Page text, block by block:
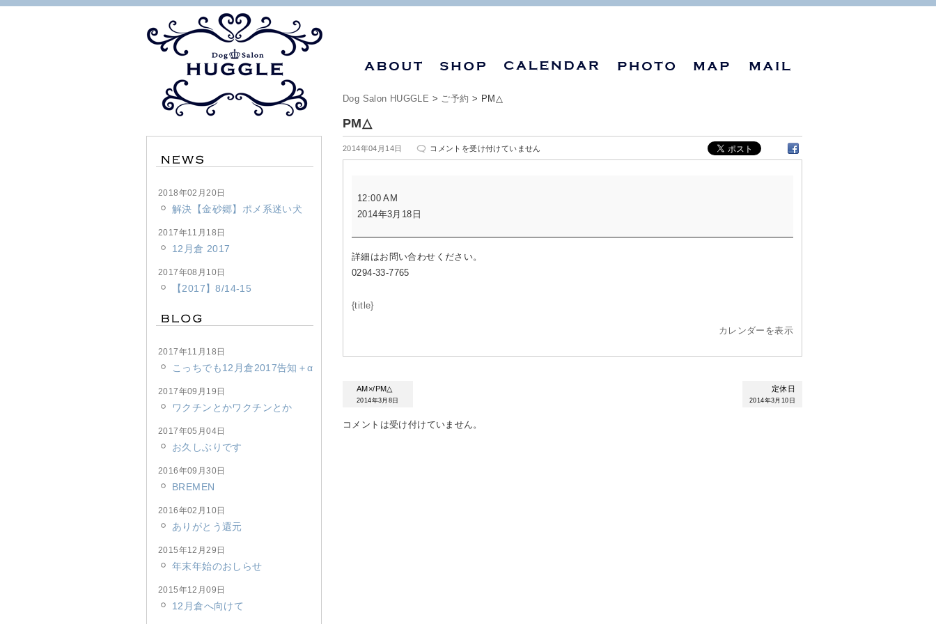
Dog Salon HUGGLE > ご予約 > PM△
PM△
2014年04月14日
PM△
は
コメントを受け付けていません
12:00 AM
2014年3月18日
詳細はお問い合わせください。
0294-33-7765
{title}
カレンダーを表示
AM×/PM△
2014年3月8日
定休日
2014年3月10日
コメントは受け付けていません。
2018年02月20日
解決【金砂郷】ポメ系迷い犬
2017年11月18日
12月倉 2017
2017年08月10日
【2017】8/14-15
2017年11月18日
こっちでも12月倉2017告知＋α
2017年09月19日
ワクチンとかワクチンとか
2017年05月04日
お久しぶりです
2016年09月30日
BREMEN
2016年02月10日
ありがとう還元
2015年12月29日
年末年始のおしらせ
2015年12月09日
12月倉へ向けて